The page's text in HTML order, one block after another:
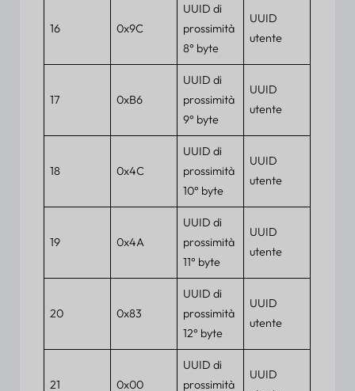
16 0x9C
UUID di
prossimità
8° byte
UUID
utente
17 0xB6
UUID di
prossimità
9° byte
UUID
utente
18 0x4C
UUID di
prossimità
10° byte
UUID
utente
19 0x4A
UUID di
prossimità
11° byte
UUID
utente
20 0x83
UUID di
prossimità
12° byte
UUID
utente
21 0x00
UUID di
prossimità
UUID